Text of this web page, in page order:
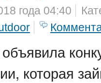
года 04:40
которая